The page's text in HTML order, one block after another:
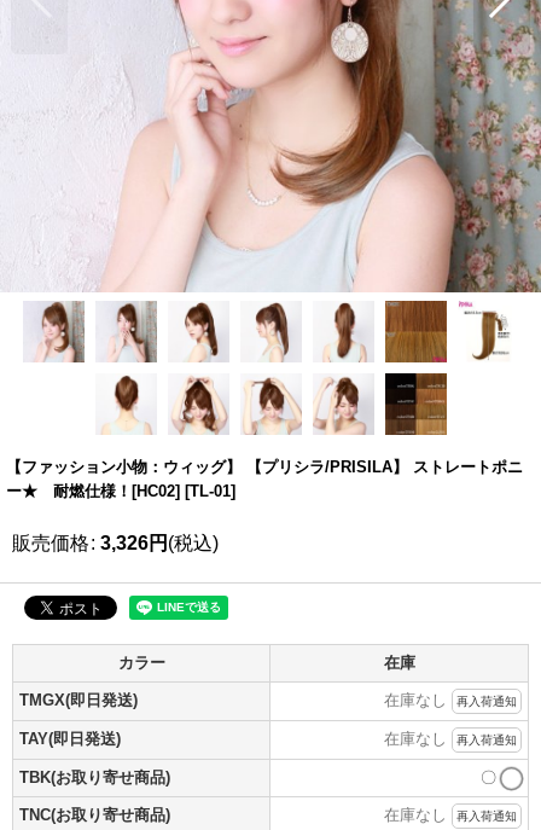
【ファッション小物：ウィッグ】 【プリシラ/PRISILA】 ストレートポニ
ー★ 耐燃仕様！[HC02] [TL-01]
販売価格: 3,326円 (税込)
カラー 在庫
TMGX(即日発送) 在庫なし 再入荷通知
TAY(即日発送) 在庫なし 再入荷通知
TBK(お取り寄せ商品) 〇
TNC(お取り寄せ商品) 在庫なし 再入荷通知